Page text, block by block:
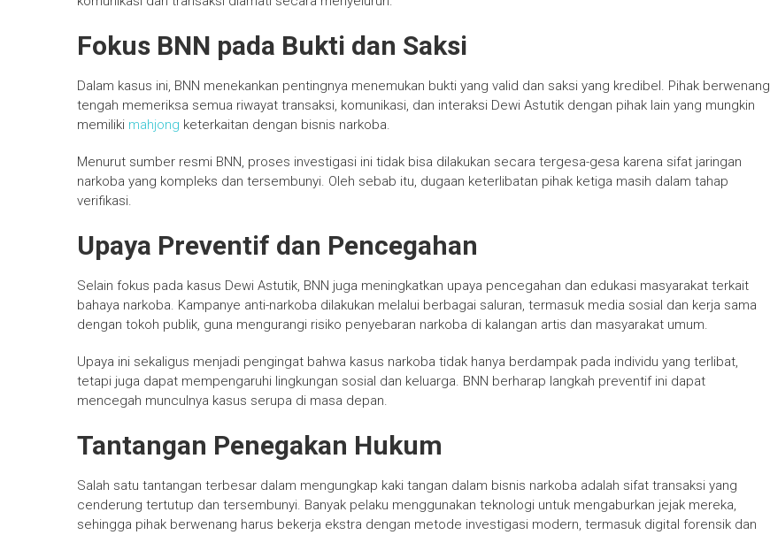
Fokus BNN pada Bukti dan Saksi
Dalam kasus ini, BNN menekankan pentingnya menemukan bukti yang valid dan saksi yang kredibel. Pihak berwenang
tengah memeriksa semua riwayat transaksi, komunikasi, dan interaksi Dewi Astutik dengan pihak lain yang mungkin
memiliki mahjong keterkaitan dengan bisnis narkoba.
Menurut sumber resmi BNN, proses investigasi ini tidak bisa dilakukan secara tergesa-gesa karena sifat jaringan
narkoba yang kompleks dan tersembunyi. Oleh sebab itu, dugaan keterlibatan pihak ketiga masih dalam tahap
verifikasi.
Upaya Preventif dan Pencegahan
Selain fokus pada kasus Dewi Astutik, BNN juga meningkatkan upaya pencegahan dan edukasi masyarakat terkait
bahaya narkoba. Kampanye anti-narkoba dilakukan melalui berbagai saluran, termasuk media sosial dan kerja sama
dengan tokoh publik, guna mengurangi risiko penyebaran narkoba di kalangan artis dan masyarakat umum.
Upaya ini sekaligus menjadi pengingat bahwa kasus narkoba tidak hanya berdampak pada individu yang terlibat,
tetapi juga dapat mempengaruhi lingkungan sosial dan keluarga. BNN berharap langkah preventif ini dapat
mencegah munculnya kasus serupa di masa depan.
Tantangan Penegakan Hukum
Salah satu tantangan terbesar dalam mengungkap kaki tangan dalam bisnis narkoba adalah sifat transaksi yang
cenderung tertutup dan tersembunyi. Banyak pelaku menggunakan teknologi untuk mengaburkan jejak mereka,
sehingga pihak berwenang harus bekerja ekstra dengan metode investigasi modern, termasuk digital forensik dan